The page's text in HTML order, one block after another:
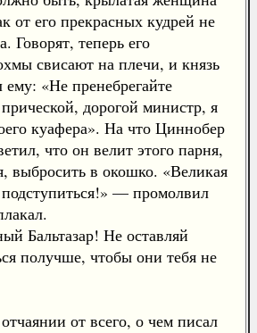
от его прекрасных кудрей не
Говорят, теперь его
свисают на плечи, и князь
ему: «Не пренебрегайте
дорогой министр, я
куафера». На что Циннобер
что он велит этого парня,
выбросить в окошко. «Великая
— промолвил
Бальтазар! Не оставляй
получше, чтобы они тебя не
от всего, о чем писал